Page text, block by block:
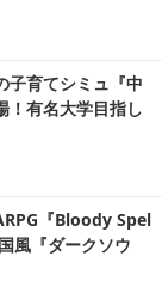
子育てシミュ『中
！有名大学目指し
『Bloody Spel
風『ダークソウ